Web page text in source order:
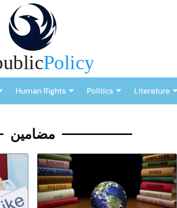
Human Rights Politics Literature
مضامین